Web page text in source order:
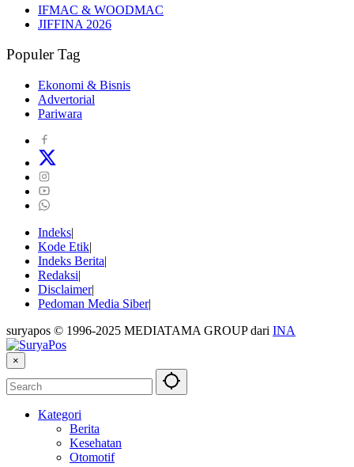
IFMAC & WOODMAC
JIFFINA 2026
Populer Tag
Ekonomi & Bisnis
Advertorial
Pariwara
Indeks
Kode Etik
Indeks Berita
Redaksi
Disclaimer
Pedoman Media Siber
suryapos © 1996-2025 MEDIATAMA GROUP dari INA
×
Kategori
Berita
Kesehatan
Otomotif